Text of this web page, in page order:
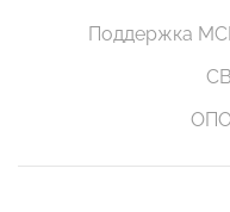
Поддержка